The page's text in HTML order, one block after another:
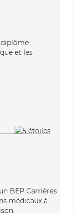
diplôme
et les
BEP Carrières
médicaux à